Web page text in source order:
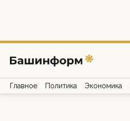
Главное Политика Экономика